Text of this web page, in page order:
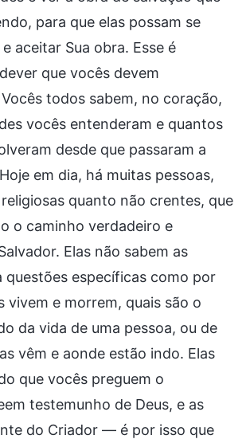
para que elas possam se
aceitar Sua obra. Esse é
que vocês devem
todos sabem, no coração,
vocês entenderam e quantos
desde que passaram a
em dia, há muitas pessoas,
quanto não crentes, que
o caminho verdadeiro e
Elas não sabem as
questões específicas como por
vivem e morrem, quais são o
da vida de uma pessoa, ou de
vêm e aonde estão indo. Elas
que vocês preguem o
testemunho de Deus, e as
do Criador — é por isso que